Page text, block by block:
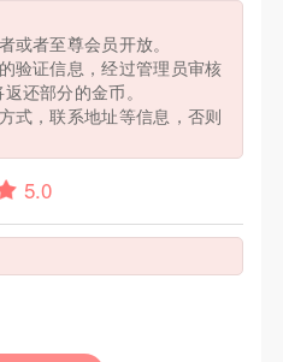
或者至尊会员开放。
验证信息，经过管理员审核
还部分的金币。
式，联系地址等信息，否则